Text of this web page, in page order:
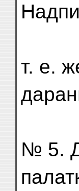
т. е.
№ 5.